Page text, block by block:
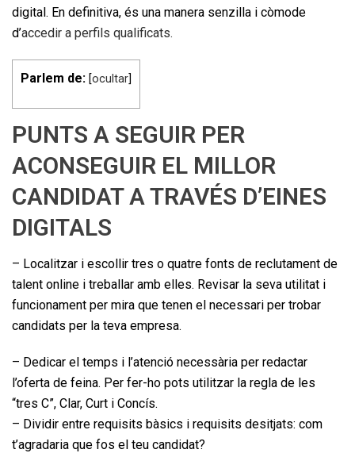
digital. En definitiva, és una manera senzilla i còmode
d’accedir a perfils qualificats.
Parlem de: [ocultar]
PUNTS A SEGUIR PER
ACONSEGUIR EL MILLOR
CANDIDAT A TRAVÉS D’EINES
DIGITALS
– Localitzar i escollir tres o quatre fonts de reclutament de
talent online i treballar amb elles. Revisar la seva utilitat i
funcionament per mira que tenen el necessari per trobar
candidats per la teva empresa.
– Dedicar el temps i l’atenció necessària per redactar
l’oferta de feina. Per fer-ho pots utilitzar la regla de les
“tres C”, Clar, Curt i Concís.
– Dividir entre requisits bàsics i requisits desitjats: com
t’agradaria que fos el teu candidat?